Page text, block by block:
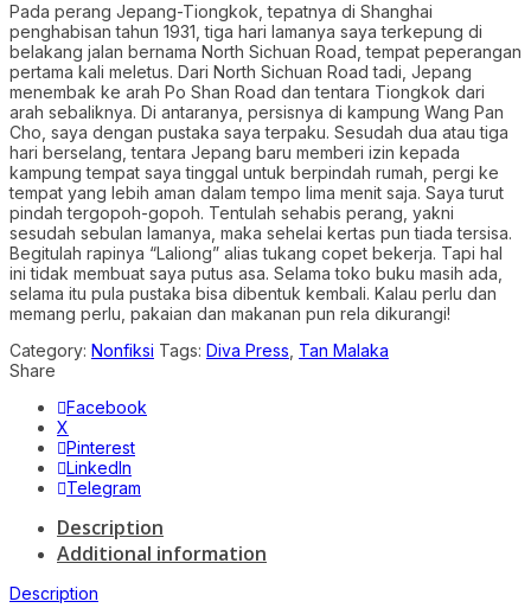
Pada perang Jepang-Tiongkok, tepatnya di Shanghai
penghabisan tahun 1931, tiga hari lamanya saya terkepung di
belakang jalan bernama North Sichuan Road, tempat peperangan
pertama kali meletus. Dari North Sichuan Road tadi, Jepang
menembak ke arah Po Shan Road dan tentara Tiongkok dari
arah sebaliknya. Di antaranya, persisnya di kampung Wang Pan
Cho, saya dengan pustaka saya terpaku. Sesudah dua atau tiga
hari berselang, tentara Jepang baru memberi izin kepada
kampung tempat saya tinggal untuk berpindah rumah, pergi ke
tempat yang lebih aman dalam tempo lima menit saja. Saya turut
pindah tergopoh-gopoh. Tentulah sehabis perang, yakni
sesudah sebulan lamanya, maka sehelai kertas pun tiada tersisa.
Begitulah rapinya “Laliong” alias tukang copet bekerja. Tapi hal
ini tidak membuat saya putus asa. Selama toko buku masih ada,
selama itu pula pustaka bisa dibentuk kembali. Kalau perlu dan
memang perlu, pakaian dan makanan pun rela dikurangi!
Category: Nonfiksi Tags: Diva Press Tan Malaka
Share
Facebook
X
Pinterest
LinkedIn
Telegram
Description
Additional information
Description